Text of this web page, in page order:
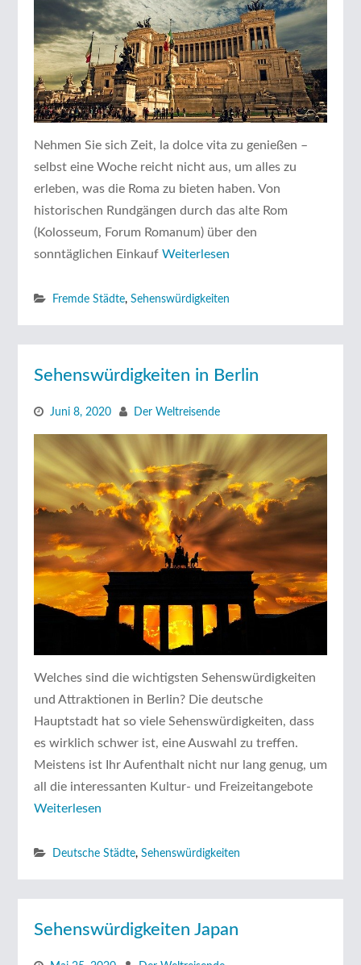
Nehmen Sie sich Zeit, la dolce vita zu genießen –
selbst eine Woche reicht nicht aus, um alles zu
erleben, was die Roma zu bieten haben. Von
historischen Rundgängen durch das alte Rom
(Kolosseum, Forum Romanum) über den
sonntäglichen Einkauf Weiterlesen
Fremde Städte, Sehenswürdigkeiten
Sehenswürdigkeiten in Berlin
Juni 8, 2020 Der Weltreisende
Welches sind die wichtigsten Sehenswürdigkeiten
und Attraktionen in Berlin? Die deutsche
Hauptstadt hat so viele Sehenswürdigkeiten, dass
es wirklich schwer ist, eine Auswahl zu treffen.
Meistens ist Ihr Aufenthalt nicht nur lang genug, um
all die interessanten Kultur- und Freizeitangebote
Weiterlesen
Deutsche Städte, Sehenswürdigkeiten
Sehenswürdigkeiten Japan